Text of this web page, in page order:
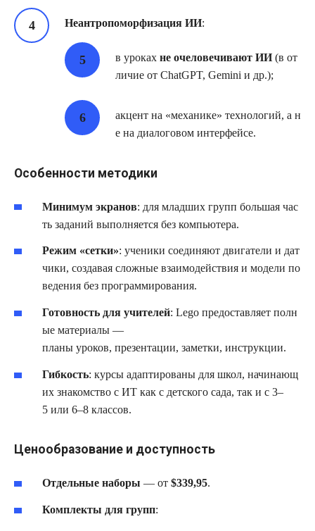
Неантропоморфизация ИИ:
в уроках не очеловечивают ИИ(в от
личие от ChatGPT, Gemini и др.);
акцент на «механике» технологий, а н
е на диалоговом интерфейсе.
Особенности методики
Минимум экранов: для младших групп большая час
ть заданий выполняется без компьютера.
Режим «сетки»: ученики соединяют двигатели и дат
чики, создавая сложные взаимодействия и модели по
ведения без программирования.
Готовность для учителей: Lego предоставляет полн
ые материалы —
планы уроков, презентации, заметки, инструкции.
Гибкость: курсы адаптированы для школ, начинающ
их знакомство с ИТ как с детского сада, так и с 3–
5 или 6–8 классов.
Ценообразование и доступность
Отдельные наборы — от $339,95.
Комплекты для групп: